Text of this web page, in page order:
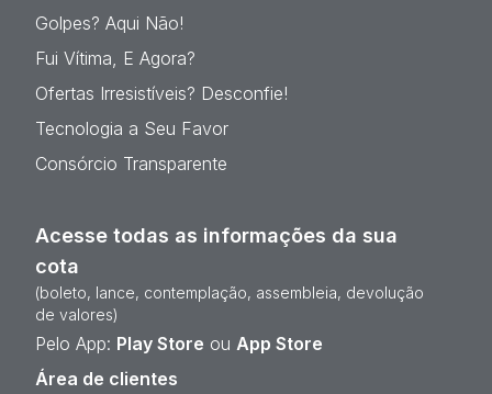
Golpes? Aqui Não!
Fui Vítima, E Agora?
Ofertas Irresistíveis? Desconfie!
Tecnologia a Seu Favor
Consórcio Transparente
Acesse todas as informações da sua
cota
(boleto, lance, contemplação, assembleia, devolução
de valores)
Pelo App: Play Store ou App Store
Área de clientes